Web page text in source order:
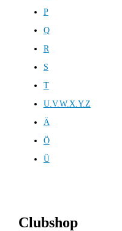
P
Q
R
S
T
U.V.W.X.Y.Z
Ä
Ö
Ü
Clubshop